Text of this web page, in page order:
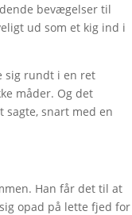
bevægelser til
ud som et kig ind i
sig rundt i en ret
måder. Og det
snart med en
Han får det til at
opad på lette fjed for